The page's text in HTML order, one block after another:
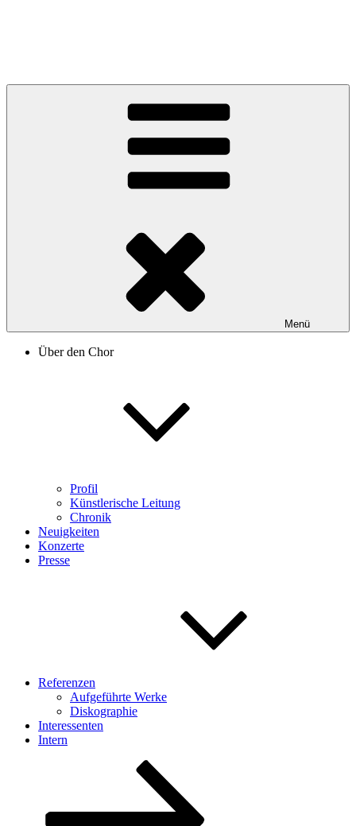
Menü
Über den Chor
Profil
Künstlerische Leitung
Chronik
Neuigkeiten
Konzerte
Presse
Referenzen
Aufgeführte Werke
Diskographie
Interessenten
Intern